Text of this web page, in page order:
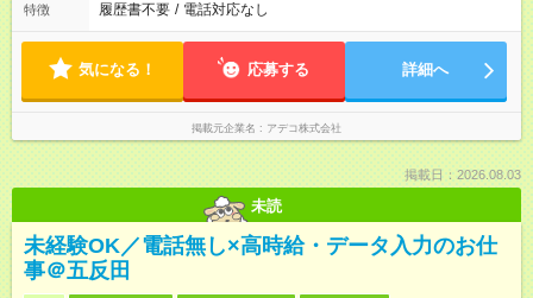
特徴 履歴書不要 / 電話対応なし
気になる！ 応募する 詳細へ
掲載元企業名 アデコ株式会社
掲載日：2026.08.03
未読
未経験OK／電話無し×高時給・データ入力のお仕
事＠五反田